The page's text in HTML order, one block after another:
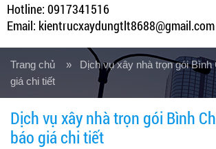
Hotline: 0917341516
Email: kientrucxaydungtlt8688@gmail.com
Trang chủ » Dịch vụ xây nhà trọn gói Bình
giá chi tiết
Dịch vụ xây nhà trọn gói Bình
báo giá chi tiết